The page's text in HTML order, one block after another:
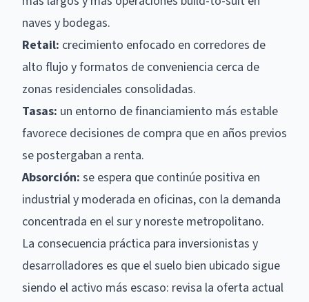
naves y bodegas.
Retail: crecimiento enfocado en corredores de
alto flujo y formatos de conveniencia cerca de
zonas residenciales consolidadas.
Tasas: un entorno de financiamiento más estable
favorece decisiones de compra que en años previos
se postergaban a renta.
Absorción: se espera que continúe positiva en
industrial y moderada en oficinas, con la demanda
concentrada en el sur y noreste metropolitano.
La consecuencia práctica para inversionistas y
desarrolladores es que el suelo bien ubicado sigue
siendo el activo más escaso: revisa la oferta actual